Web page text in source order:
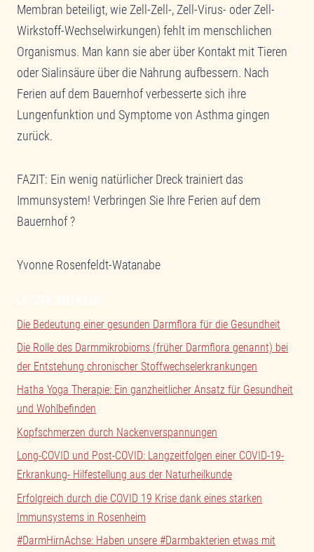
Membran beteiligt, wie Zell-Zell-, Zell-Virus- oder Zell-
Wirkstoff-Wechselwirkungen) fehlt im menschlichen
Organismus. Man kann sie aber über Kontakt mit Tieren
oder Sialinsäure über die Nahrung aufbessern. Nach
Ferien auf dem Bauernhof verbesserte sich ihre
Lungenfunktion und Symptome von Asthma gingen
zurück.
FAZIT: Ein wenig natürlicher Dreck trainiert das
Immunsystem! Verbringen Sie Ihre Ferien auf dem
Bauernhof ?
Yvonne Rosenfeldt-Watanabe
Die Bedeutung einer gesunden Darmflora für die Gesundheit
Die Rolle des Darmmikrobioms (früher Darmflora genannt) bei
der Entstehung chronischer Stoffwechselerkrankungen
Hatha Yoga Therapie: Ein ganzheitlicher Ansatz für Gesundheit
und Wohlbefinden
Kopfschmerzen durch Nackenverspannungen
Long-COVID und Post-COVID: Langzeitfolgen einer COVID-19-
Erkrankung- Hilfestellung aus der Naturheilkunde
Erfolgreich durch die COVID 19 Krise dank eines starken
Immunsystems in Rosenheim
#DarmHirnAchse: Haben unsere #Darmbakterien etwas mit